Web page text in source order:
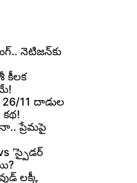
నెటిజన్‌కు
కీలక
26/11 దాడుల
ప్రేమపై
‘స్పైడర్
లక్కీ